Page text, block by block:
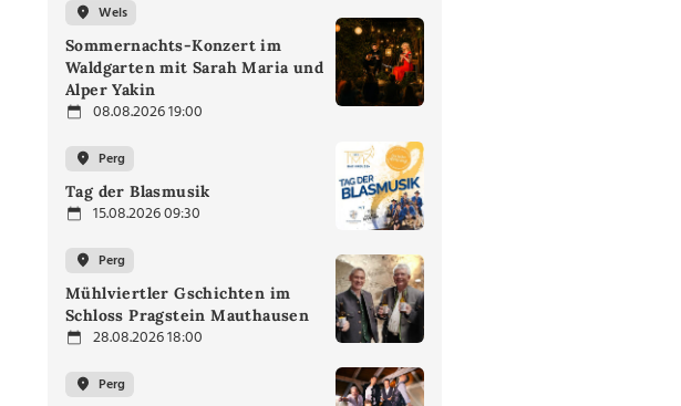
Wels
Sommernachts-Konzert im
Waldgarten mit Sarah Maria und
Alper Yakin
08.08.2026 19:00
Perg
Tag der Blasmusik
15.08.2026 09:30
Perg
Mühlviertler Gschichten im
Schloss Pragstein Mauthausen
28.08.2026 18:00
Perg